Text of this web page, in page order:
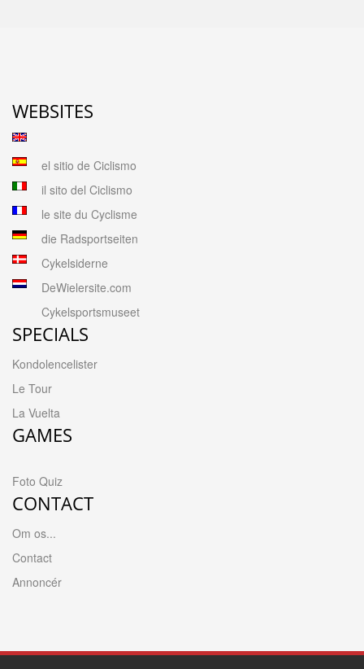
WEBSITES
el sitio de Ciclismo
il sito del Ciclismo
le site du Cyclisme
die Radsportseiten
Cykelsiderne
DeWielersite.com
Cykelsportsmuseet
SPECIALS
Kondolencelister
Le Tour
La Vuelta
GAMES
Foto Quiz
CONTACT
Om os...
Contact
Annoncér